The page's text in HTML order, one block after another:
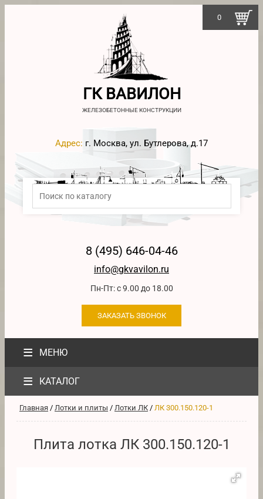
ГК ВАВИЛОН
ЖЕЛЕЗОБЕТОННЫЕ КОНСТРУКЦИИ
Адрес: г. Москва, ул. Бутлерова, д.17
8 (495) 646-04-46
info@gkvavilon.ru
Пн-Пт: с 9.00 до 18.00
ЗАКАЗАТЬ ЗВОНОК
≡ МЕНЮ
0
≡ КАТАЛОГ
Главная / Лотки и плиты / Лотки ЛК / ЛК 300.150.120-1
Плита лотка ЛК 300.150.120-1